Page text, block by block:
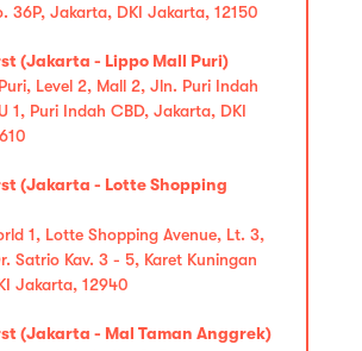
36P, Jakarta, DKI Jakarta, 12150
(Jakarta - Lippo Mall Puri)
Level 2, Mall 2, Jln. Puri Indah
1, Puri Indah CBD, Jakarta, DKI
(Jakarta - Lotte Shopping
1, Lotte Shopping Avenue, Lt. 3,
Satrio Kav. 3 - 5, Karet Kuningan
Jakarta, 12940
(Jakarta - Mal Taman Anggrek)